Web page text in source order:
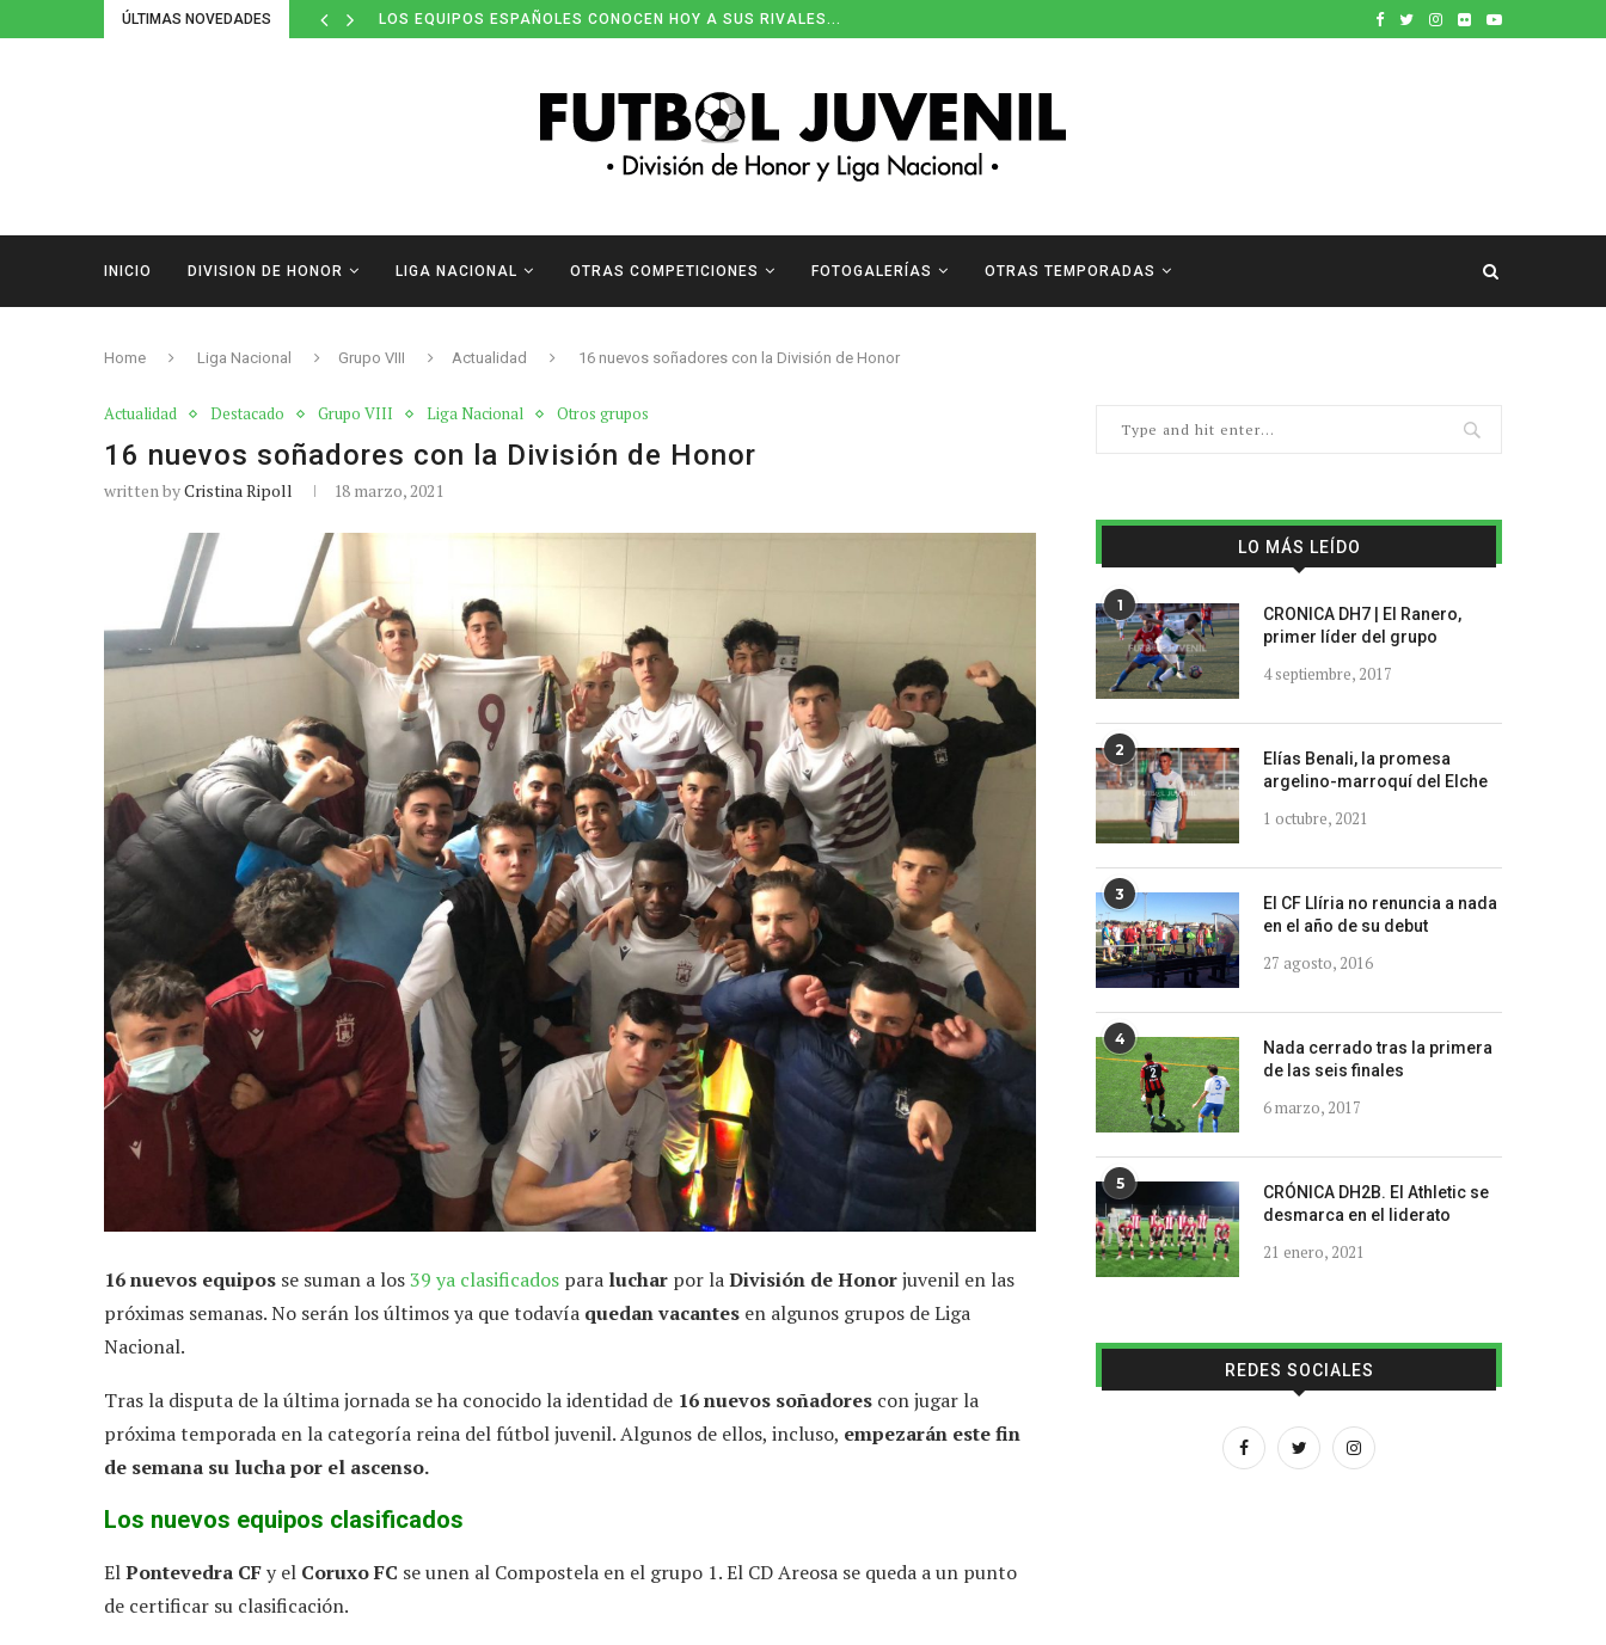
ÚLTIMAS NOVEDADES
LOS EQUIPOS ESPAÑOLES CONOCEN HOY A SUS RIVALES...
INICIO DIVISION DE HONOR LIGA NACIONAL OTRAS COMPETICIONES FOTOGALERÍAS OTRAS TEMPORADAS
Home Liga Nacional Grupo VIII Actualidad 16 nuevos soñadores con la División de Honor
Actualidad Destacado Grupo VIII Liga Nacional Otros grupos
16 nuevos soñadores con la División de Honor
written byCristina Ripoll 18 marzo, 2021
16 nuevos equipos se suman a los39 ya clasificados para luchar por laDivisión de Honorjuvenil en las
próximas semanas. No serán los últimos ya que todavía quedan vacantes en algunos grupos de Liga
Nacional.
Tras la disputa de la última jornada se ha conocido la identidad de 16 nuevos soñadores con jugar la
próxima temporada en la categoría reina del fútbol juvenil. Algunos de ellos, incluso, empezarán este fin
de semana su lucha por el ascenso.
Los nuevos equipos clasificados
ElPontevedra CFy el Coruxo FC se unen al Compostela en el grupo 1. El CD Areosa se queda a un punto
de certificar su clasificación.
LO MÁS LEÍDO
1
CRONICA DH7 | El Ranero,
primer líder del grupo
4 septiembre, 2017
2
Elías Benali, la promesa
argelino-marroquí del Elche
1 octubre, 2021
3
El CF Llíria no renuncia a nada
en el año de su debut
27 agosto, 2016
4
Nada cerrado tras la primera
de las seis finales
6 marzo, 2017
5
CRÓNICA DH2B. El Athletic se
desmarca en el liderato
21 enero, 2021
REDES SOCIALES